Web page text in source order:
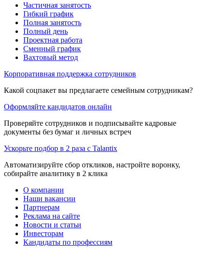
Частичная занятость
Гибкий график
Полная занятость
Полный день
Проектная работа
Сменный график
Вахтовый метод
Корпоративная поддержка сотрудников
Какой соцпакет вы предлагаете семейным сотрудникам?
Оформляйте кандидатов онлайн
Проверяйте сотрудников и подписывайте кадровые
документы без бумаг и личных встреч
Ускорьте подбор в 2 раза с Talantix
Автоматизируйте сбор откликов, настройте воронку,
собирайте аналитику в 2 клика
О компании
Наши вакансии
Партнерам
Реклама на сайте
Новости и статьи
Инвесторам
Кандидаты по профессиям